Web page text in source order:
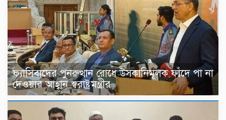
ফ্যাসিবাদের পুনরুত্থান রোধে উসকানিমূলক ফাঁদে পা না
দেওয়ার আহ্বান স্বরাষ্ট্রমন্ত্রীর